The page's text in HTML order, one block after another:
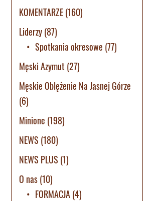
KOMENTARZE(160)
Liderzy(87)
Spotkania okresowe (77)
Męski Azymut (27)
Męskie Oblężenie Na Jasnej Górze
(6)
Minione (198)
NEWS (180)
NEWS PLUS (1)
O nas(10)
FORMACJA(4)